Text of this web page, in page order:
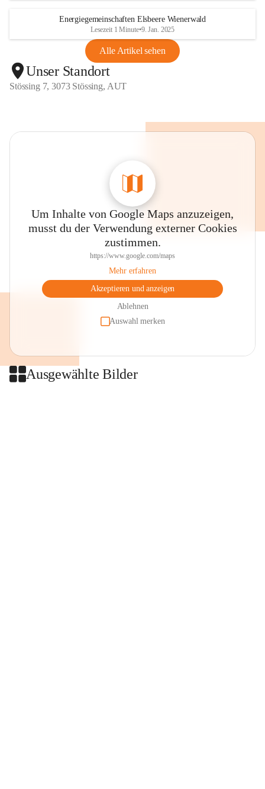
Energiegemeinschaften Elsbeere Wienerwald
Lesezeit 1 Minute•9. Jan. 2025
Alle Artikel sehen
Unser Standort
Stössing 7, 3073 Stössing, AUT
Um Inhalte von Google Maps anzuzeigen,
musst du der Verwendung externer Cookies
zustimmen.
https://www.google.com/maps
Mehr erfahren
Akzeptieren und anzeigen
Ablehnen
Auswahl merken
Ausgewählte Bilder